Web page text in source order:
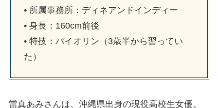
• 所属事務所：ディネアンドインディー
• 身長：160cm前後
• 特技：バイオリン（3歳半から習ってい
た）
當真あみさんは、沖縄県出身の現役高校生女優。